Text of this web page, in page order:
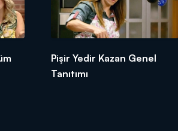
Pişir Yedir Kazan Genel
Tanıtımı